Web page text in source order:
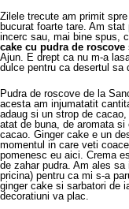
Zilele trecute am primit
bucurat foarte tare. Am
incerc sau, mai bine spus,
cake cu pudra de roscove
Ajun. E drept ca nu m-a
dulce pentru ca desertul sa
Pudra de roscove de la
acesta am injumatatit
adaug si un strop de
atat de buna, de aromata
cacao. Ginger cake e un
momentul in care veti
pomenesc eu aici. Crema
de zahar pudra. Am ales
pricina) pentru ca mi s-a
ginger cake si sarbatori de
decoratiuni va plac.